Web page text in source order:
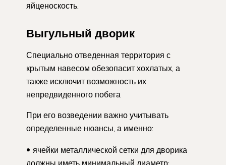
яйценоскость.
Выгульный дворик
Специально отведенная территория с
крытым навесом обезопасит хохлатых, а
также исключит возможность их
непредвиденного побега
При его возведении важно учитывать
определенные нюансы, а именно:
ячейки металлической сетки для дворика
должны иметь минимальный диаметр;